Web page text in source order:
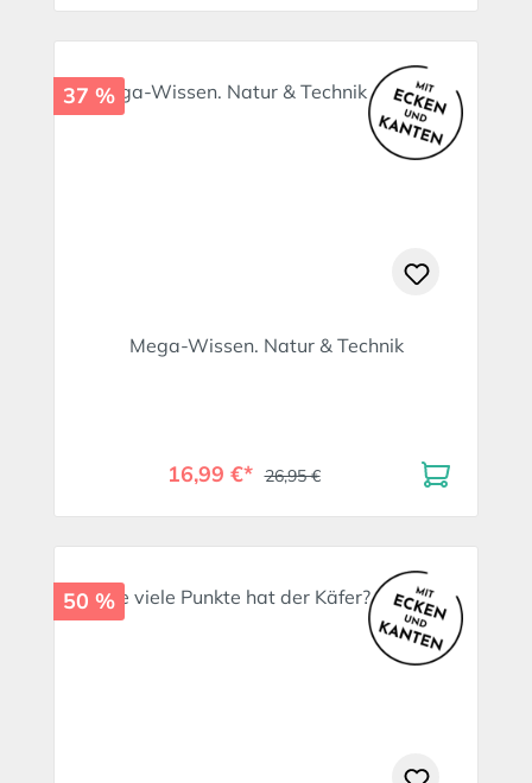
37 %
Mega-Wissen. Natur & Technik
16,99 €* 26,95 €
50 %